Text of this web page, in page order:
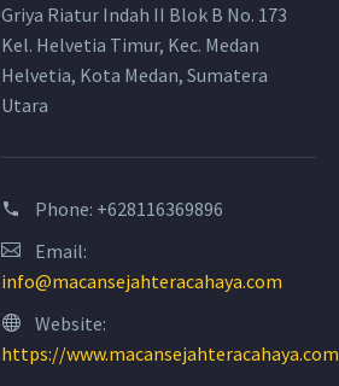
Griya Riatur Indah II Blok B No. 173
Kel. Helvetia Timur, Kec. Medan
Helvetia, Kota Medan, Sumatera
Utara
Phone: +628116369896
Email:
info@macansejahteracahaya.com
Website:
https://www.macansejahteracahaya.com